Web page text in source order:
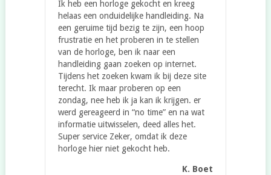
Ik heb een horloge gekocht en kreeg
helaas een onduidelijke handleiding. Na
een geruime tijd bezig te zijn, een hoop
frustratie en het proberen in te stellen
van de horloge, ben ik naar een
handleiding gaan zoeken op internet.
Tijdens het zoeken kwam ik bij deze site
terecht. Ik maar proberen op een
zondag, nee heb ik ja kan ik krijgen. er
werd gereageerd in “no time” en na wat
informatie uitwisselen, deed alles het.
Super service Zeker, omdat ik deze
horloge hier niet gekocht heb.
K. Boet